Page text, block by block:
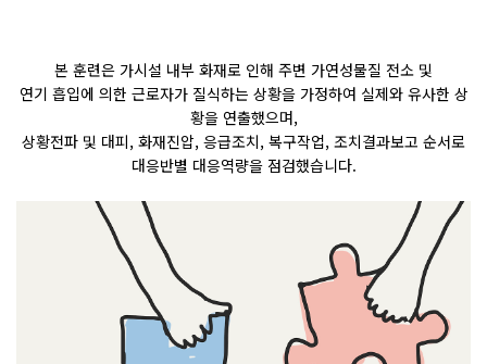
본 훈련은 가시설 내부 화재로 인해 주변 가연성물질 전소 및
연기 흡입에 의한 근로자가 질식하는 상황을 가정하여 실제와 유사한 상
황을 연출했으며,
상황전파 및 대피, 화재진압, 응급조치, 복구작업, 조치결과보고 순서로
대응반별 대응역량을 점검했습니다.